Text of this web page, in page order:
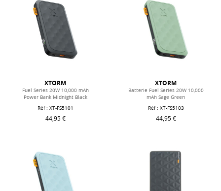
XTORM
Fuel Series 20W 10,000 mAh
Power Bank Midnight Black
Réf : XT-FS5101
44,95 €
XTORM
Batterie Fuel Series 20W 10,000
mAh Sage Green
Réf : XT-FS5103
44,95 €